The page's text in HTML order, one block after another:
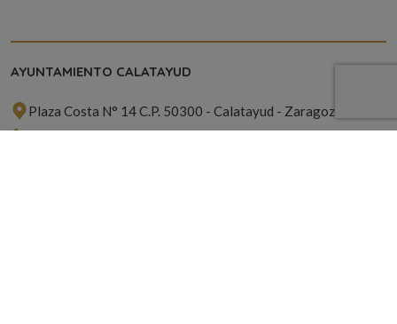
AYUNTAMIENTO CALATAYUD
Plaza Costa N° 14 C.P. 50300 - Calatayud - Zaragoza
976 881 314